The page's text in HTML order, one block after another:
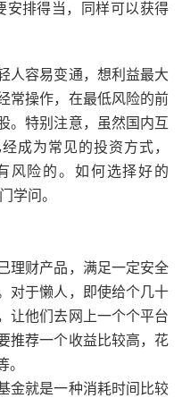
安排得当，同样可以获得
人容易变通，想利益最大
常操作，在最低风险的前
。特别注意，虽然国内互
成为常见的投资方式，
风险的。如何选择好的
学问。
理财产品，满足一定安全
对于懒人，即使给个几十
让他们去网上一个个平台
推荐一个收益比较高，花
。
金就是一种消耗时间比较